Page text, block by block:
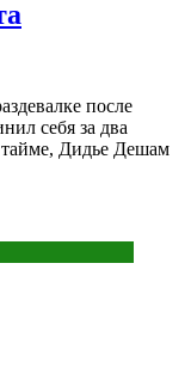
после
себя за два
Дидье Дешам